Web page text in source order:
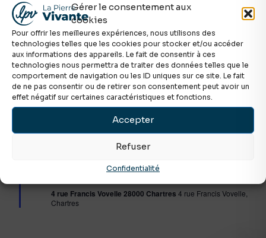
Gérer le consentement aux
cookies
Pour offrir les meilleures expériences, nous utilisons des
technologies telles que les cookies pour stocker et/ou accéder
aux informations des appareils. Le fait de consentir à ces
technologies nous permettra de traiter des données telles que le
comportement de navigation ou les ID uniques sur ce site. Le fait
de ne pas consentir ou de retirer son consentement peut avoir un
effet négatif sur certaines caractéristiques et fonctions.
Accepter
Refuser
Confidentialité
Célébration spéciale : Journée du SEL 2026
4 rue Francis Vovelle 28000 Chartres 4 rue Francis Vovelle,
Chartres